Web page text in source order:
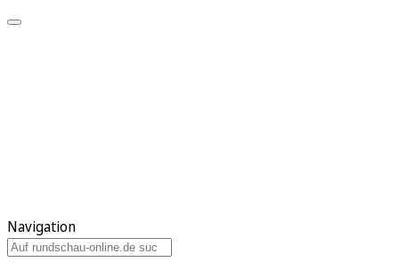
Navigation